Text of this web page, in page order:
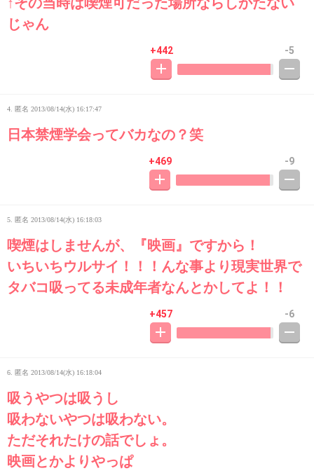
じゃん
+442 -5
4. 匿名 2013/08/14(水) 16:17:47
日本禁煙学会ってバカなの？笑
+469 -9
5. 匿名 2013/08/14(水) 16:18:03
喫煙はしませんが、『映画』ですから！
いちいちウルサイ！！！んな事より現実世界で
タバコ吸ってる未成年者なんとかしてよ！！
+457 -6
6. 匿名 2013/08/14(水) 16:18:04
吸うやつは吸うし
吸わないやつは吸わない。
ただそれたけの話でしょ。
映画とかよりやっぱ